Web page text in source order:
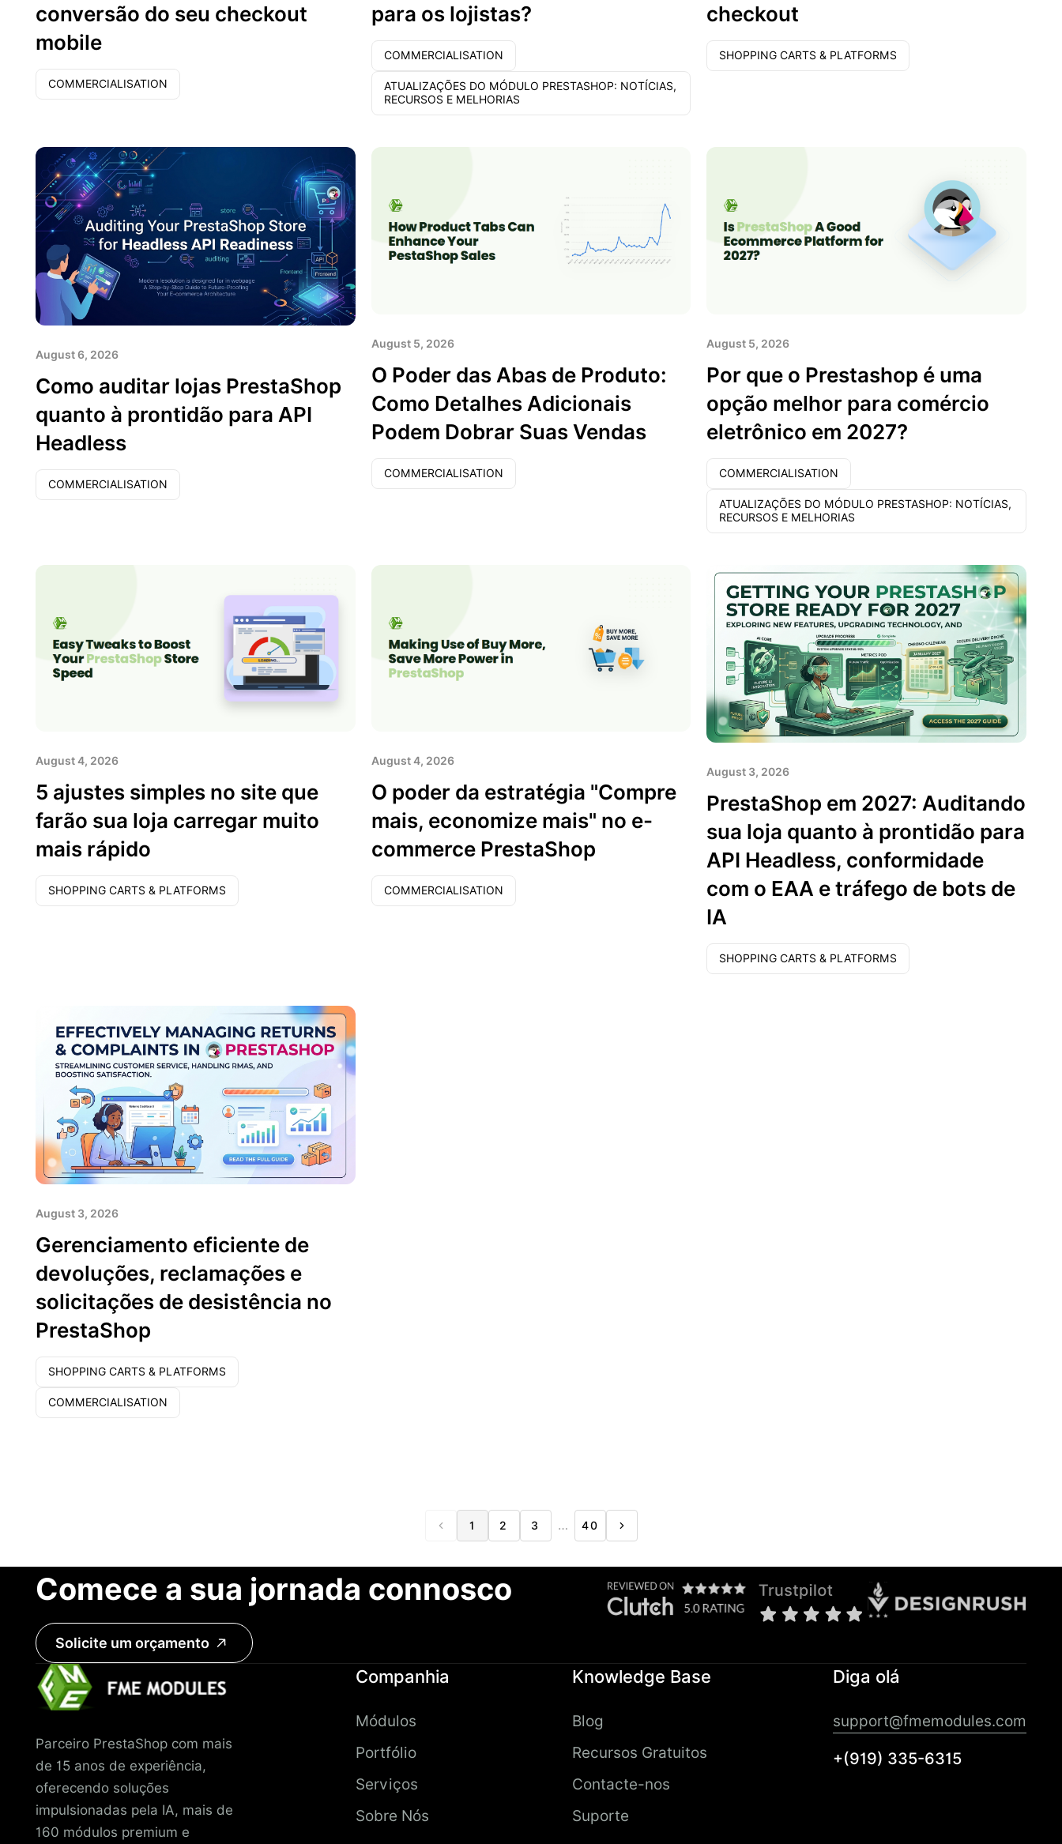
conversão do seu checkout
mobile
COMMERCIALISATION
para os lojistas?
COMMERCIALISATION
ATUALIZAÇÕES DO MÓDULO PRESTASHOP: NOTÍCIAS,
RECURSOS E MELHORIAS
checkout
SHOPPING CARTS & PLATFORMS
August 6, 2026
Como auditar lojas PrestaShop
quanto à prontidão para API
Headless
COMMERCIALISATION
August 5, 2026
O Poder das Abas de Produto:
Como Detalhes Adicionais
Podem Dobrar Suas Vendas
COMMERCIALISATION
August 5, 2026
Por que o Prestashop é uma
opção melhor para comércio
eletrônico em 2027?
COMMERCIALISATION
ATUALIZAÇÕES DO MÓDULO PRESTASHOP: NOTÍCIAS,
RECURSOS E MELHORIAS
August 4, 2026
5 ajustes simples no site que
farão sua loja carregar muito
mais rápido
SHOPPING CARTS & PLATFORMS
August 4, 2026
O poder da estratégia "Compre
mais, economize mais" no e-
commerce PrestaShop
COMMERCIALISATION
August 3, 2026
PrestaShop em 2027: Auditando
sua loja quanto à prontidão para
API Headless, conformidade
com o EAA e tráfego de bots de
IA
SHOPPING CARTS & PLATFORMS
August 3, 2026
Gerenciamento eficiente de
devoluções, reclamações e
solicitações de desistência no
PrestaShop
SHOPPING CARTS & PLATFORMS
COMMERCIALISATION
1 2 3 … 40
Comece a sua jornada connosco
Solicite um orçamento
Parceiro PrestaShop com mais
de 15 anos de experiência,
oferecendo soluções
impulsionadas pela IA, mais de
160 módulos premium e
Companhia
Módulos
Portfólio
Serviços
Sobre Nós
Knowledge Base
Blog
Recursos Gratuitos
Contacte-nos
Suporte
Diga olá
support@fmemodules.com
+(919) 335-6315